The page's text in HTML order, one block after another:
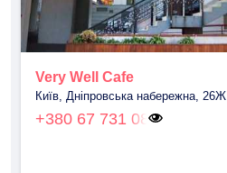
Very Well Cafe
Київ, Дніпровська набережна, 26Ж
+380 67 731 08